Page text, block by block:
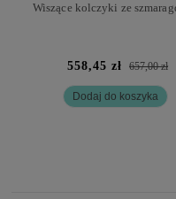
Wiszące kolczyki ze
558,45 zł 657,00 zł
Dodaj do koszyka